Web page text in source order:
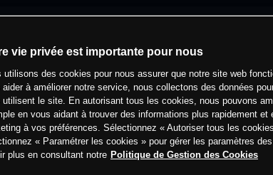
vie privée est importante pour nous
utilisons des cookies pour nous assurer que notre site web
aider à améliorer notre service, nous collectons des données
utilisent le site. En autorisant tous les cookies, nous pouvons
en vous aidant à trouver des informations plus rapidement et
à vos préférences. Sélectionnez « Autoriser tous les
« Paramétrer les cookies » pour gérer les paramètres
plus en consultant notre Politique de Gestion des Cookies